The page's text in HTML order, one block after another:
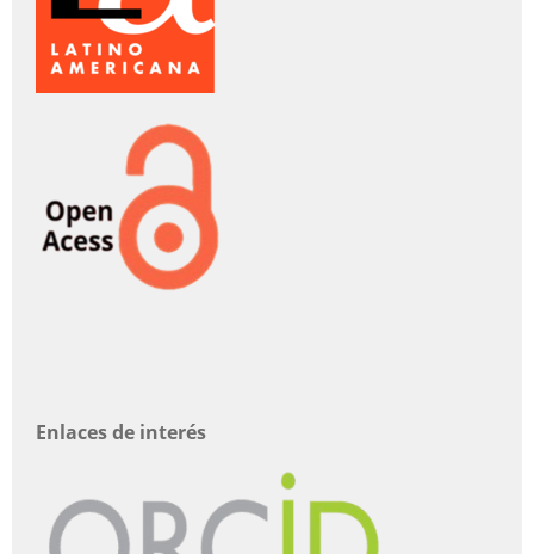
Enlaces de interés